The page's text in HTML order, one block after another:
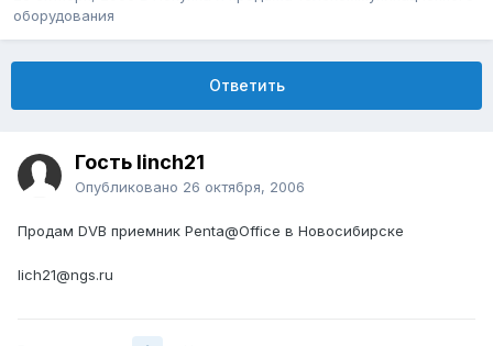
оборудования
Ответить
Гость linch21
Опубликовано 26 октября, 2006
Продам DVB приемник Penta@Office в Новосибирске
lich21@ngs.ru